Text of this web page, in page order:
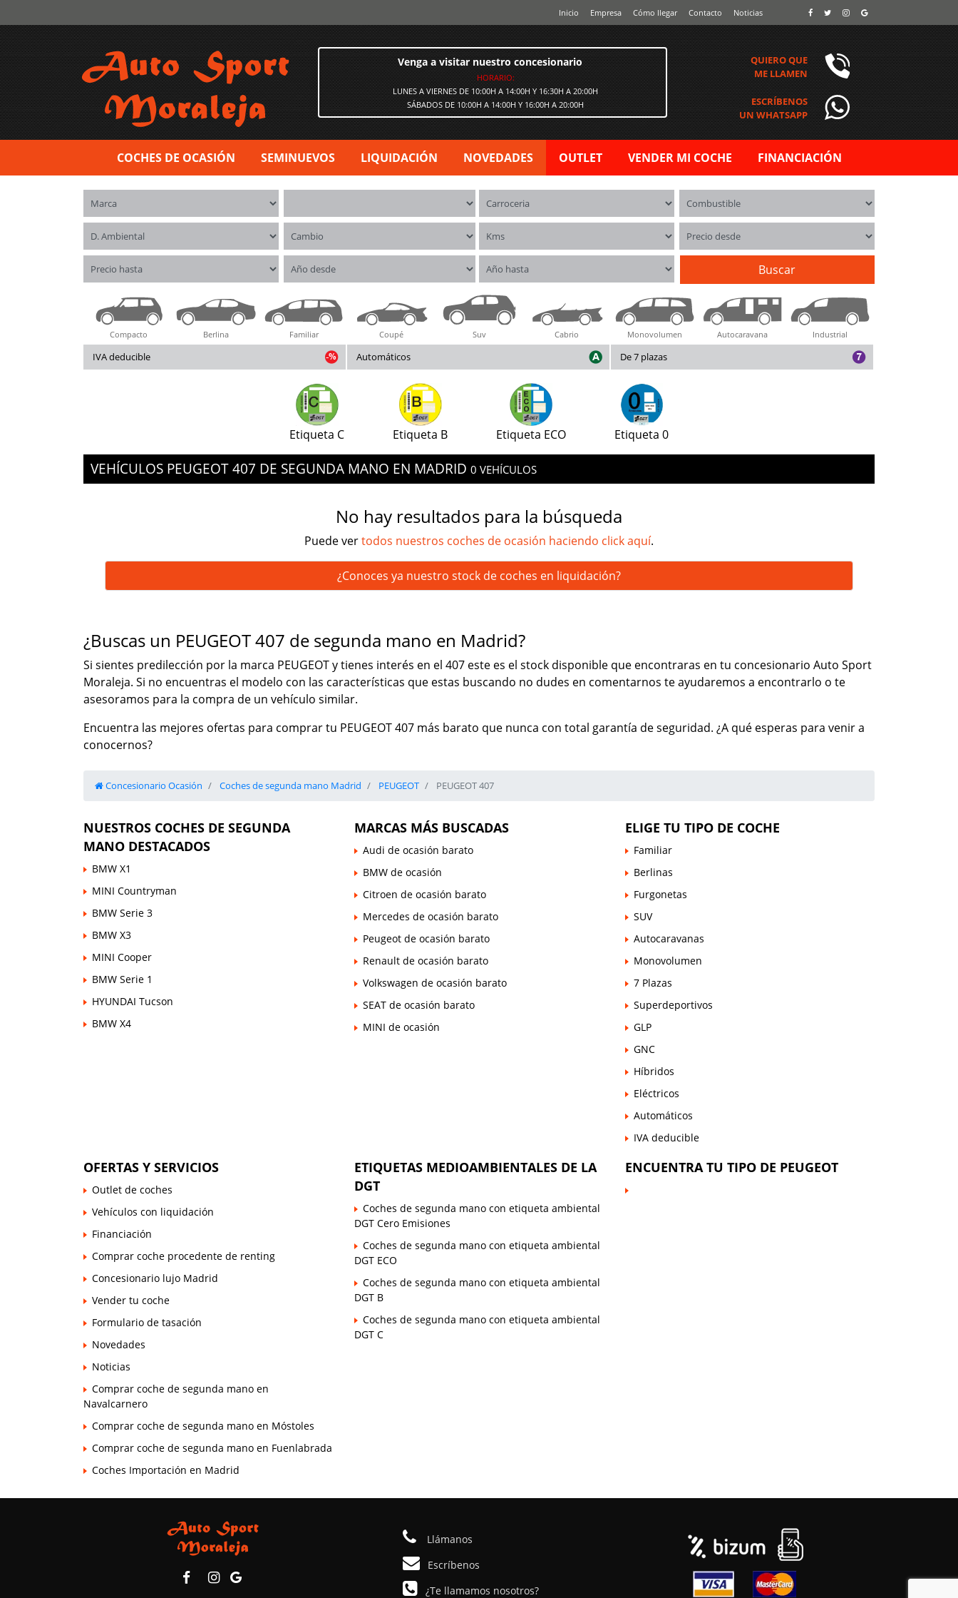
Inicio Empresa Cómo llegar Contacto Noticias
Venga a visitar nuestro concesionario
HORARIO:
LUNES A VIERNES DE 10:00H A 14:00H Y 16:30H A 20:00H
SÁBADOS DE 10:00H A 14:00H Y 16:00H A 20:00H
QUIERO QUE
ME LLAMEN
ESCRÍBENOS
UN WHATSAPP
COCHES DE OCASIÓN SEMINUEVOS LIQUIDACIÓN NOVEDADES OUTLET VENDER MI COCHE FINANCIACIÓN
Marca Carrocerías Combustible
Distintivo ambiental Cambio Kms Precio desde
Precio hasta Año desde Año hasta Buscar
Compacto Berlina Familiar Coupé Suv Cabrio Monovolumen Autocaravana Industrial
IVA deducible Automáticos De 7 plazas
Etiqueta C Etiqueta B Etiqueta ECO Etiqueta 0
VEHÍCULOS PEUGEOT 407 DE SEGUNDA MANO EN MADRID 0 VEHÍCULOS
No hay resultados para la búsqueda
Puede vertodos nuestros coches de ocasión haciendo click aquí.
¿Conoces ya nuestro stock de coches en liquidación?
¿Buscas un PEUGEOT 407 de segunda mano en Madrid?
Si sientes predilección por la marca PEUGEOT y tienes interés en el 407 este es el stock disponible que encontraras en tu concesionario Auto Sport
Moraleja. Si no encuentras el modelo con las características que estas buscando no dudes en comentarnos te ayudaremos a encontrarlo o te
asesoramos para la compra de un vehículo similar.
Encuentra las mejores ofertas para comprar tu PEUGEOT 407 más barato que nunca con total garantía de seguridad. ¿A qué esperas para venir a
conocernos?
Concesionario Ocasión Coches de segunda mano Madrid PEUGEOT PEUGEOT 407
NUESTROS COCHES DE SEGUNDA
MANO DESTACADOS
BMW X1
MINI Countryman
BMW Serie 3
BMW X3
MINI Cooper
BMW Serie 1
HYUNDAI Tucson
BMW X4
MARCAS MÁS BUSCADAS
Audi de ocasión barato
BMW de ocasión
Citroen de ocasión barato
Mercedes de ocasión barato
Peugeot de ocasión barato
Renault de ocasión barato
Volkswagen de ocasión barato
SEAT de ocasión barato
MINI de ocasión
ELIGE TU TIPO DE COCHE
Familiar
Berlinas
Furgonetas
SUV
Autocaravanas
Monovolumen
7 Plazas
Superdeportivos
GLP
GNC
Híbridos
Eléctricos
Automáticos
IVA deducible
OFERTAS Y SERVICIOS
Outlet de coches
Vehículos con liquidación
Financiación
Comprar coche procedente de renting
Concesionario lujo Madrid
Vender tu coche
Formulario de tasación
Novedades
Noticias
Comprar coche de segunda mano en
Navalcarnero
Comprar coche de segunda mano en Móstoles
Comprar coche de segunda mano en Fuenlabrada
Coches Importación en Madrid
ETIQUETAS MEDIOAMBIENTALES DE LA
DGT
Coches de segunda mano con etiqueta ambiental
DGT Cero Emisiones
Coches de segunda mano con etiqueta ambiental
DGT ECO
Coches de segunda mano con etiqueta ambiental
DGT B
Coches de segunda mano con etiqueta ambiental
DGT C
ENCUENTRA TU TIPO DE PEUGEOT
Llámanos
Escríbenos
¿Te llamamos nosotros?